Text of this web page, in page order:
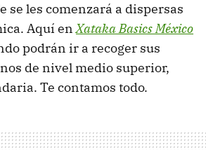
se les comenzará a dispersas
Aquí enXataka Basics México
podrán ir a recoger sus
de nivel medio superior,
Te contamos todo.